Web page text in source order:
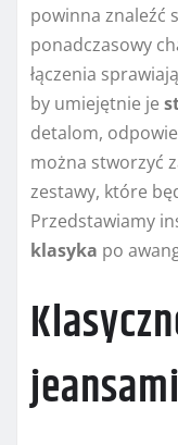
powinna znaleźć
ponadczasowy
łączenia
by umiejętnie je
detalom,
można stworzyć
zestawy, które
Przedstawiamy
klasyka po
jeansami